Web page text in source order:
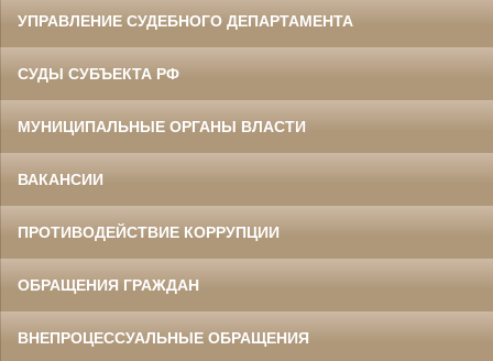
УПРАВЛЕНИЕ СУДЕБНОГО ДЕПАРТАМЕНТА
СУДЫ СУБЪЕКТА РФ
МУНИЦИПАЛЬНЫЕ ОРГАНЫ ВЛАСТИ
ВАКАНСИИ
ПРОТИВОДЕЙСТВИЕ КОРРУПЦИИ
ОБРАЩЕНИЯ ГРАЖДАН
ВНЕПРОЦЕССУАЛЬНЫЕ ОБРАЩЕНИЯ